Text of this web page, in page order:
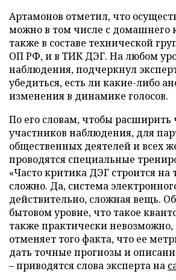
Артамонов отметил, что
можно в том числе с домашнего
также в составе технической
ОП РФ, и в ТИК ДЭГ. На любом
наблюдения, подчеркнул
убедиться, есть ли какие-либо
изменения в динамике голосов.
По его словам, чтобы расширить
участников наблюдения, для
общественных деятелей и всех
проводятся специальные
«Часто критика ДЭГ строится на
сложно. Да, система
действительно, сложная вещь.
бытовом уровне, что такое
также практически невозможно,
отменяет того факта, что ее
дать точные прогнозы и
– приводятся слова эксперта на